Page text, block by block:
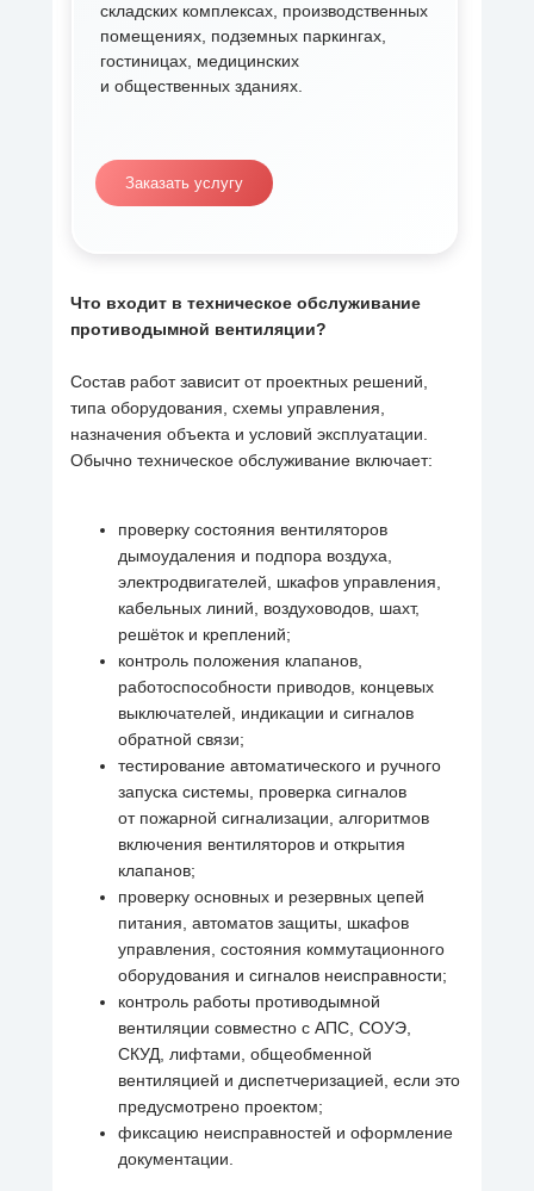
Что входит в техническое обслуживание
противодымной вентиляции?
Состав работ зависит от проектных решений,
типа оборудования, схемы управления,
назначения объекта и условий эксплуатации.
Обычно техническое обслуживание включает:
проверку состояния вентиляторов
дымоудаления и подпора воздуха,
электродвигателей, шкафов управления,
кабельных линий, воздуховодов, шахт,
решёток и креплений;
контроль положения клапанов,
работоспособности приводов, концевых
выключателей, индикации и сигналов
обратной связи;
тестирование автоматического и ручного
запуска системы, проверка сигналов
от пожарной сигнализации, алгоритмов
включения вентиляторов и открытия
клапанов;
проверку основных и резервных цепей
питания, автоматов защиты, шкафов
управления, состояния коммутационного
оборудования и сигналов неисправности;
контроль работы противодымной
вентиляции совместно с АПС, СОУЭ,
СКУД, лифтами, общеобменной
вентиляцией и диспетчеризацией, если это
предусмотрено проектом;
фиксацию неисправностей и оформление
документации.
складских комплексах, производственных
помещениях, подземных паркингах,
гостиницах, медицинских
и общественных зданиях.
Заказать услугу